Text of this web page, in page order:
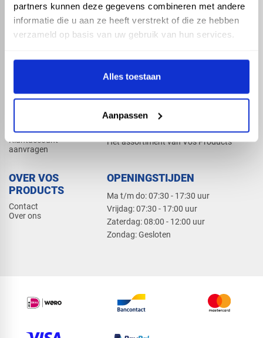
partners kunnen deze gegevens combineren met andere
informatie die u aan ze heeft verstrekt of die ze hebben
verzameld op basis van uw gebruik van hun services.
Alles toestaan
Aanpassen
ASSORTIMENT
Hemelwaterafvoer
Drukleiding
Beregening
Dak en gevel
KENNIS EN HULP
Klantenservice
Kennisbank
Klantaccount
aanvragen
PRODUCTCATALOGUS 2026
Het assortiment van Vos Products
OVER VOS
PRODUCTS
Contact
Over ons
OPENINGSTIJDEN
Ma t/m do: 07:30 - 17:30 uur
​Vrijdag: 07:30 - 17:00 uur
​Zaterdag: 08:00 - 12:00 uur
​Zondag: Gesloten